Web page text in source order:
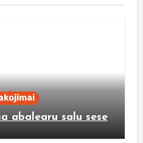
abalearu salu sese